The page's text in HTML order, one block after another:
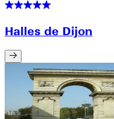
Halles de Dijon